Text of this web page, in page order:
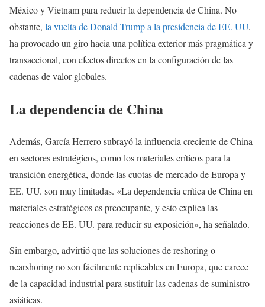
México y Vietnam para reducir la dependencia de China. No
obstante, la vuelta de Donald Trump a la presidencia de EE. UU.
ha provocado un giro hacia una política exterior más pragmática y
transaccional, con efectos directos en la configuración de las
cadenas de valor globales.
La dependencia de China
Además, García Herrero subrayó la influencia creciente de China
en sectores estratégicos, como los materiales críticos para la
transición energética, donde las cuotas de mercado de Europa y
EE. UU. son muy limitadas. «La dependencia crítica de China en
materiales estratégicos es preocupante, y esto explica las
reacciones de EE. UU. para reducir su exposición», ha señalado.
Sin embargo, advirtió que las soluciones de reshoring o
nearshoring no son fácilmente replicables en Europa, que carece
de la capacidad industrial para sustituir las cadenas de suministro
asiáticas.